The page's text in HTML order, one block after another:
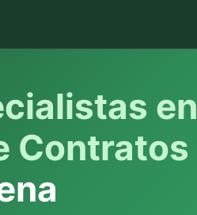
en
Contratos